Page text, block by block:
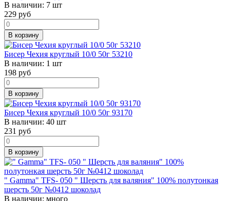
В наличии: 7 шт
229 руб
В корзину
Бисер Чехия круглый 10/0 50г 53210
В наличии: 1 шт
198 руб
В корзину
Бисер Чехия круглый 10/0 50г 93170
В наличии: 40 шт
231 руб
В корзину
" Gamma" TFS- 050 " Шерсть для валяния" 100% полутонкая
шерсть 50г №0412 шоколад
В наличии: много